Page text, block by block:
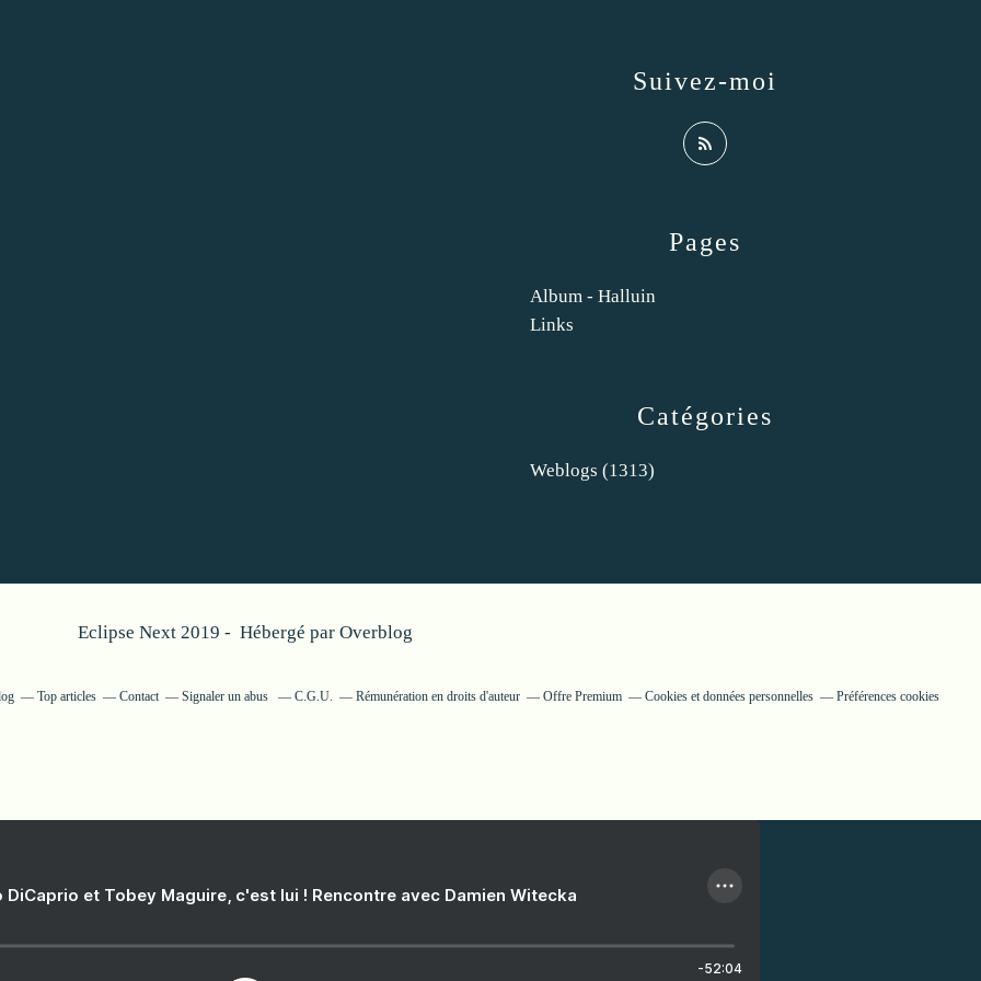
Catégories
Weblogs (1313)
Pages
Album - Halluin
Links
Suivez-moi
Eclipse Next 2019 - Hébergé par Overblog
Top articles Contact Signaler un abus C.G.U. Rémunération en droits d'auteur Offre Premium Cookies et données personnelles Préférences cookies
DiCaprio et Tobey Maguire, c'est lui ! Rencontre avec Damien Witecka
-52:04